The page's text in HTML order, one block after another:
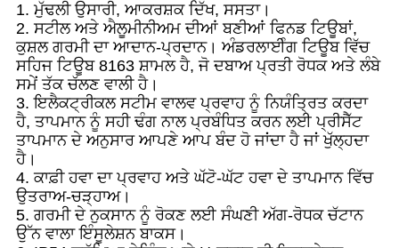
1. ਮੁੱਢਲੀ ਉਸਾਰੀ, ਆਕਰਸ਼ਕ ਦਿੱਖ, ਸਸਤਾ।
2. ਸਟੀਲ ਅਤੇ ਐਲੂਮੀਨੀਅਮ ਦੀਆਂ ਬਣੀਆਂ ਫਿਨਡ ਟਿਊਬਾਂ,
ਕੁਸ਼ਲ ਗਰਮੀ ਦਾ ਆਦਾਨ-ਪ੍ਰਦਾਨ। ਅੰਡਰਲਾਈੰਗ ਟਿਊਬ ਵਿੱਚ
ਸਹਿਜ ਟਿਊਬ 8163 ਸ਼ਾਮਲ ਹੈ, ਜੋ ਦਬਾਅ ਪ੍ਰਤੀ ਰੋਧਕ ਅਤੇ ਲੰਬੇ
ਸਮੇਂ ਤੱਕ ਚੱਲਣ ਵਾਲੀ ਹੈ।
3. ਇਲੈਕਟ੍ਰੀਕਲ ਸਟੀਮ ਵਾਲਵ ਪ੍ਰਵਾਹ ਨੂੰ ਨਿਯੰਤ੍ਰਿਤ ਕਰਦਾ
ਹੈ, ਤਾਪਮਾਨ ਨੂੰ ਸਹੀ ਢੰਗ ਨਾਲ ਪ੍ਰਬੰਧਿਤ ਕਰਨ ਲਈ ਪ੍ਰੀਸੈੱਟ
ਤਾਪਮਾਨ ਦੇ ਅਨੁਸਾਰ ਆਪਣੇ ਆਪ ਬੰਦ ਹੋ ਜਾਂਦਾ ਹੈ ਜਾਂ ਖੁੱਲ੍ਹਦਾ
ਹੈ।
4. ਕਾਫ਼ੀ ਹਵਾ ਦਾ ਪ੍ਰਵਾਹ ਅਤੇ ਘੱਟੋ-ਘੱਟ ਹਵਾ ਦੇ ਤਾਪਮਾਨ ਵਿੱਚ
ਉਤਰਾਅ-ਚੜ੍ਹਾਅ।
5. ਗਰਮੀ ਦੇ ਨੁਕਸਾਨ ਨੂੰ ਰੋਕਣ ਲਈ ਸੰਘਣੀ ਅੱਗ-ਰੋਧਕ ਚੱਟਾਨ
ਉੱਨ ਵਾਲਾ ਇੰਸੂਲੇਸ਼ਨ ਬਾਕਸ।